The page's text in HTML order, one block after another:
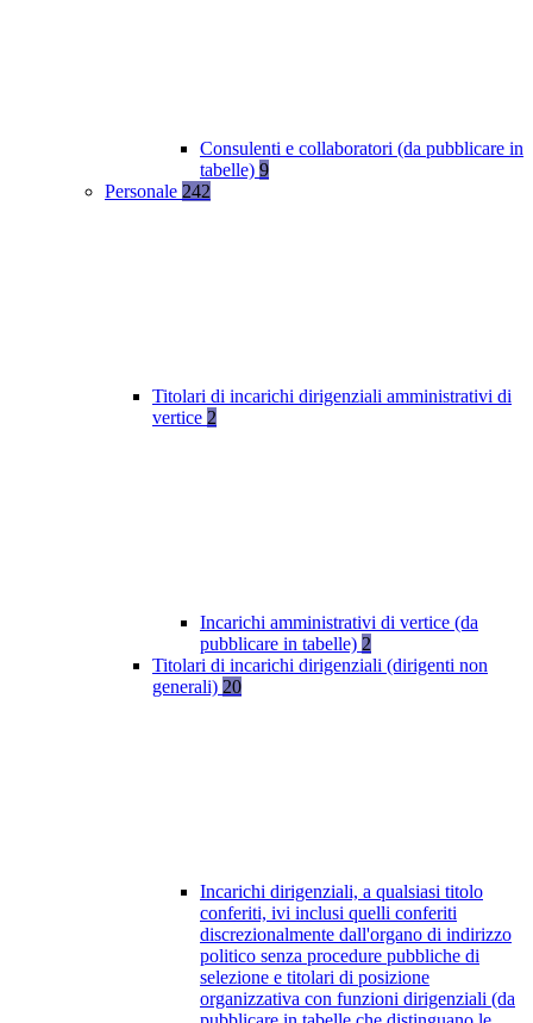
Consulenti e collaboratori (da pubblicare in
tabelle) 9
Personale 242
Titolari di incarichi dirigenziali amministrativi di
vertice 2
Incarichi amministrativi di vertice (da
pubblicare in tabelle) 2
Titolari di incarichi dirigenziali (dirigenti non
generali) 20
Incarichi dirigenziali, a qualsiasi titolo
conferiti, ivi inclusi quelli conferiti
discrezionalmente dall'organo di indirizzo
politico senza procedure pubbliche di
selezione e titolari di posizione
organizzativa con funzioni dirigenziali (da